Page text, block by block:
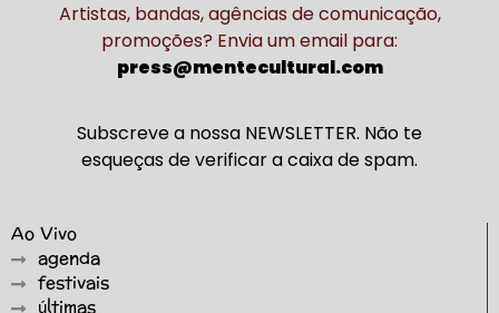
Artistas, bandas, agências de comunicação,
promoções? Envia um email para:
press@mentecultural.com
Subscreve a nossa NEWSLETTER. Não te
esqueças de verificar a caixa de spam.
Ao Vivo
agenda
festivais